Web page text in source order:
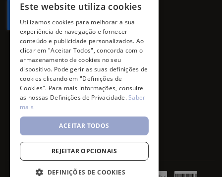
Este website utiliza cookies
Utilizamos cookies para melhorar a sua
experiência de navegação e fornecer
conteúdo e publicidade personalizados. Ao
clicar em "Aceitar Todos", concorda com o
armazenamento de cookies no seu
dispositivo. Pode gerir as suas definições de
cookies clicando em "Definições de
Cookies". Para mais informações, consulte
as nossas Definições de Privacidade.Saber
mais
ACEITAR TODOS
REJEITAR OPCIONAIS
DEFINIÇÕES DE COOKIES